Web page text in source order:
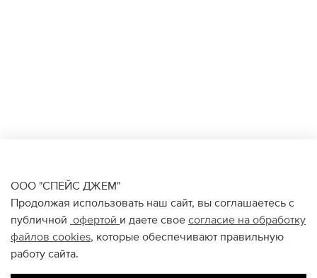
ООО "СПЕЙС ДЖЕМ"
Продолжая использовать наш сайт, вы соглашаетесь с
публичной офертой и даете свое согласие на обработку
файлов cookies, которые обеспечивают правильную
работу сайта.